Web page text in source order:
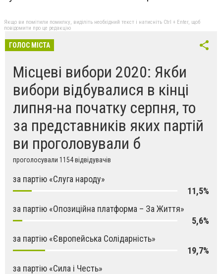
Якщо ви помітили помилку, виділіть необхідний текст і натисніть Ctrl + Enter, щоб
повідомити про це редакцію
ГОЛОС МІСТА
Місцеві вибори 2020: Якби
вибори відбувалися в кінці
липня-на початку серпня, то
за представників яких партій
ви проголовували б
проголосували 1154 відвідувачів
за партію «Слуга народу»
11,5%
за партію «Опозиційна платформа – За Життя»
5,6%
за партію «Європейська Солідарність»
19,7%
за партію «Сила і Честь»